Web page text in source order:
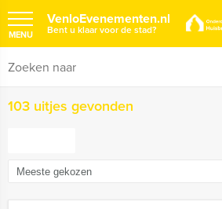
VenloEvenementen.nl
Bent u klaar voor de stad?
MENU
103 uitjes gevonden